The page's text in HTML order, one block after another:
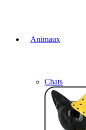
Animaux
Chats